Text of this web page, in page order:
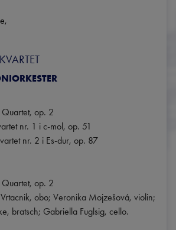
,
Quartet, op. 2
nr. 1 i c-mol, op. 51
nr. 2 i Es-dur, op. 87
Quartet, op. 2
obo; Veronika Mojzešová, violin;
bratsch; Gabriella Fuglsig, cello.